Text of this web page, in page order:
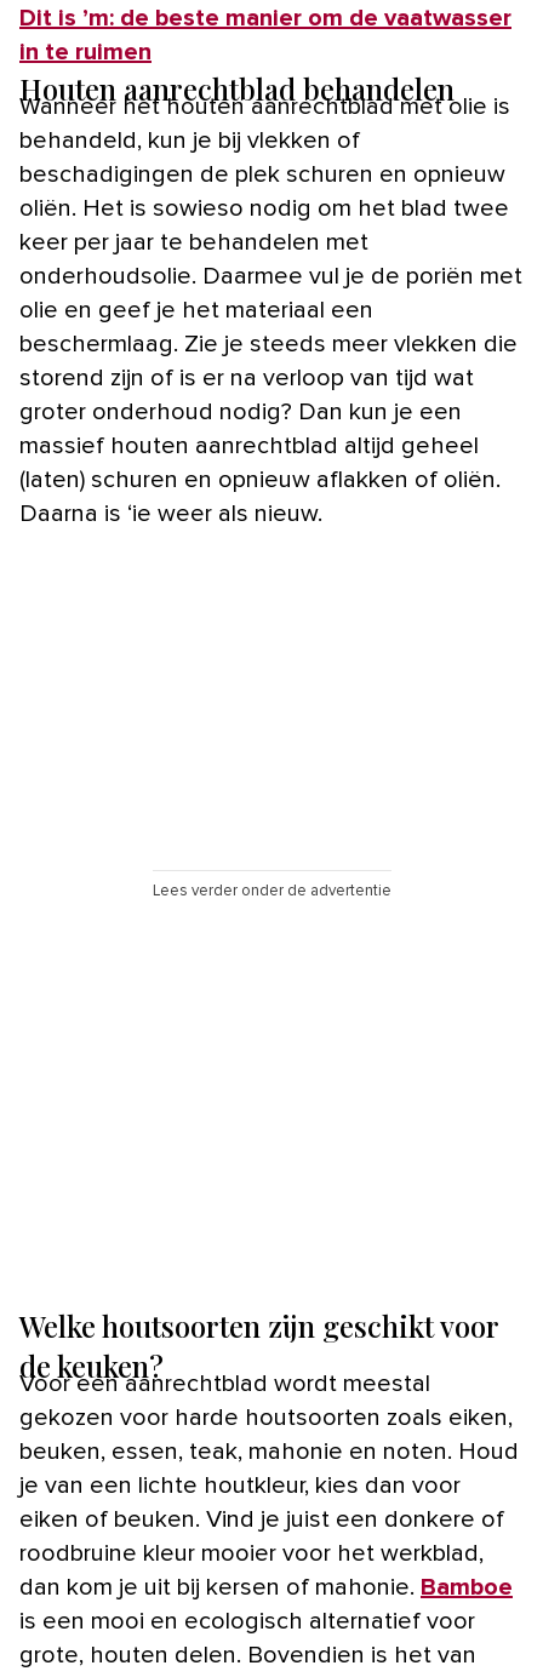
Dit is ’m: de beste manier om de vaatwasser
in te ruimen
Houten aanrechtblad behandelen
Wanneer het houten aanrechtblad met olie is
behandeld, kun je bij vlekken of
beschadigingen de plek schuren en opnieuw
oliën. Het is sowieso nodig om het blad twee
keer per jaar te behandelen met
onderhoudsolie. Daarmee vul je de poriën met
olie en geef je het materiaal een
beschermlaag. Zie je steeds meer vlekken die
storend zijn of is er na verloop van tijd wat
groter onderhoud nodig? Dan kun je een
massief houten aanrechtblad altijd geheel
(laten) schuren en opnieuw aflakken of oliën.
Daarna is ‘ie weer als nieuw.
Lees verder onder de advertentie
Welke houtsoorten zijn geschikt voor
de keuken?
Voor een aanrechtblad wordt meestal
gekozen voor harde houtsoorten zoals eiken,
beuken, essen, teak, mahonie en noten. Houd
je van een lichte houtkleur, kies dan voor
eiken of beuken. Vind je juist een donkere of
roodbruine kleur mooier voor het werkblad,
dan kom je uit bij kersen of mahonie. Bamboe
is een mooi en ecologisch alternatief voor
grote, houten delen. Bovendien is het van